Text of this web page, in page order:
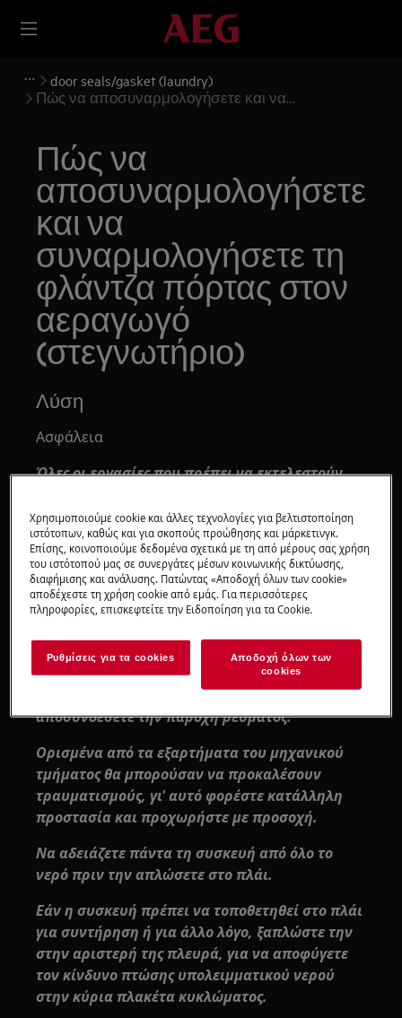
door seals/gasket (laundry)
Πώς να αποσυναρμολογήσετε και να
Πώς να
αποσυναρμολογήσετε
και να
συναρμολογήσετε τη
φλάντζα πόρτας στον
αεραγωγό
(στεγνωτήριο)
Λύση
Ασφάλεια
Όλες οι εργασίες που πρέπει να εκτελεστούν
συγκεκριμένες δεξιότητες και γνώσεις και
επιτρέπεται να εκτελούνται μόνο από
ειδικευμένους και εξουσιοδοτημένους
μηχανικούς σέρβις
Αυτή η πλατφόρμα δεν διαθέτει διακόπτη
ON/OFF.
Πριν αποκτήσετε πρόσβαση σε εσωτερικά
εξαρτήματα, βγάλτε το φις από την πρίζα για να
αποσυνδέσετε την παροχή ρεύματος.
Ορισμένα από τα εξαρτήματα του μηχανικού
τμήματος θα μπορούσαν να προκαλέσουν
τραυματισμούς, γι' αυτό φορέστε κατάλληλη
προστασία και προχωρήστε με προσοχή.
Να αδειάζετε πάντα τη συσκευή από όλο το
νερό πριν την απλώσετε στο πλάι.
Εάν η συσκευή πρέπει να τοποθετηθεί στο πλάι
για συντήρηση ή για άλλο λόγο, ξαπλώστε την
στην αριστερή της πλευρά, για να αποφύγετε
τον κίνδυνο πτώσης υπολειμματικού νερού
στην κύρια πλακέτα κυκλώματος.
Χρησιμοποιούμε cookie και άλλες τεχνολογίες για βελτιστοποίηση
ιστότοπων, καθώς και για σκοπούς προώθησης και μάρκετινγκ.
Επίσης, κοινοποιούμε δεδομένα σχετικά με τη από μέρους σας χρήση
του ιστότοπού μας σε συνεργάτες μέσων κοινωνικής δικτύωσης,
διαφήμισης και ανάλυσης. Πατώντας «Αποδοχή όλων των cookie»
αποδέχεστε τη χρήση cookie από εμάς. Για περισσότερες
πληροφορίες, επισκεφτείτε την Ειδοποίηση για τα Cookie.
Ρυθμίσεις για τα cookies
Αποδοχή όλων των
cookies